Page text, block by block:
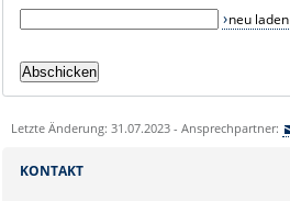
neu laden
Letzte Änderung: 31.07.2023 - Ansprechpartner:
KONTAKT